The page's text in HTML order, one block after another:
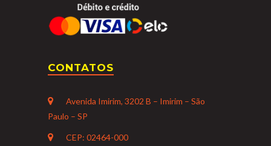
CONTATOS
Avenida Imirim, 3202 B – Imirim – São
Paulo – SP
CEP: 02464-000